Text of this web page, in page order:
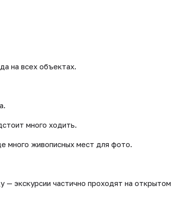
на всех объектах.
много ходить.
много живописных мест для фото.
экскурсии частично проходят на открытом